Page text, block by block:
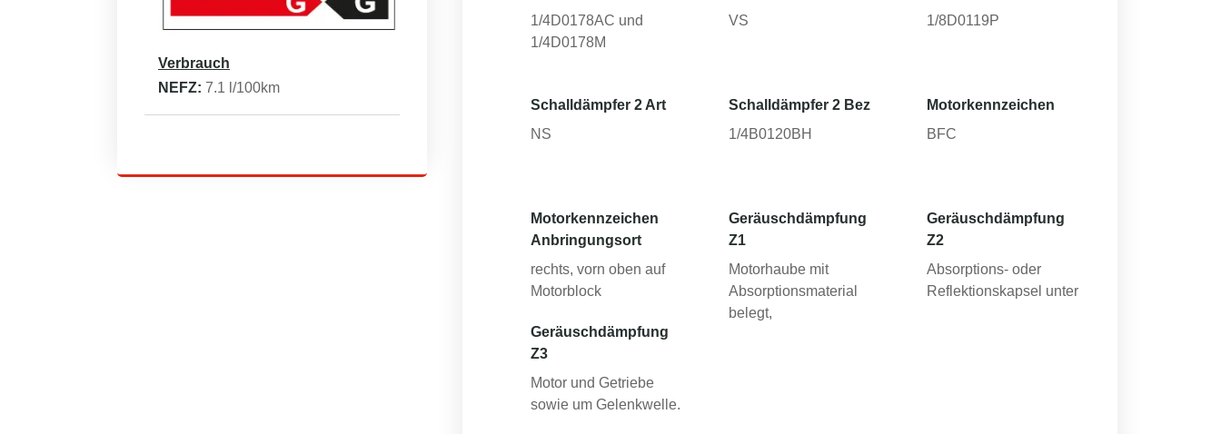
Verbrauch
NEFZ: 7.1 l/100km
1/4D0178AC und
1/4D0178M
VS
1/8D0119P
Schalldämpfer 2 Art
NS
Schalldämpfer 2 Bez
1/4B0120BH
Motorkennzeichen
BFC
Motorkennzeichen
Anbringungsort
rechts, vorn oben auf
Motorblock
Geräuschdämpfung
Z1
Motorhaube mit
Absorptionsmaterial
belegt,
Geräuschdämpfung
Z2
Absorptions- oder
Reflektionskapsel unter
Geräuschdämpfung
Z3
Motor und Getriebe
sowie um Gelenkwelle.